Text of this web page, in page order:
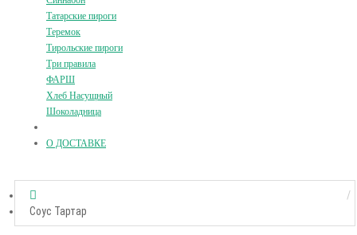
Татарские пироги
Теремок
Тирольские пироги
Три правила
ФАРШ
Хлеб Насущный
Шоколадница
О ДОСТАВКЕ
Соус Тартар